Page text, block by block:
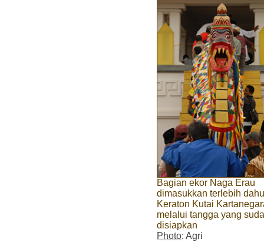
Bagian ekor Naga Erau
dimasukkan terlebih
Keraton Kutai
melalui tangga yang
disiapkan
Photo: Agri